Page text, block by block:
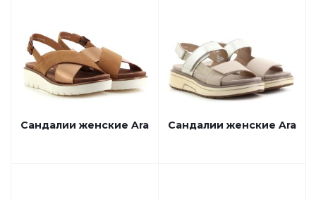
Сандалии женские Ara Сандалии женские Ara